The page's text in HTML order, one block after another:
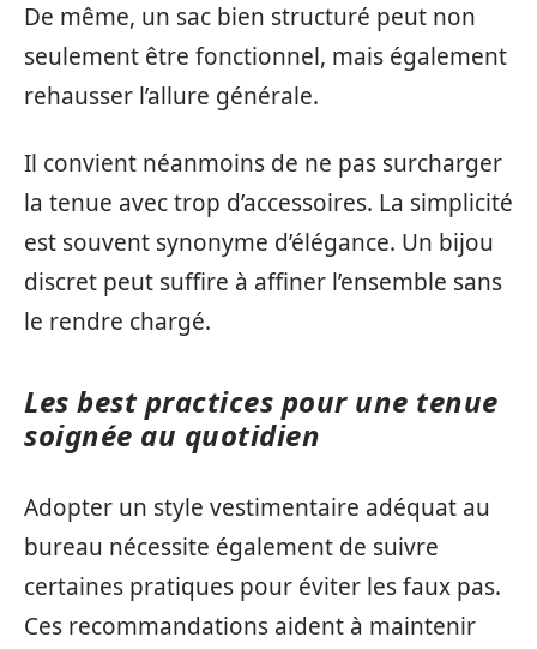
De même, un sac bien structuré peut non
seulement être fonctionnel, mais également
rehausser l’allure générale.
Il convient néanmoins de ne pas surcharger
la tenue avec trop d’accessoires. La simplicité
est souvent synonyme d’élégance. Un bijou
discret peut suffire à affiner l’ensemble sans
le rendre chargé.
Les best practices pour une tenue
soignée au quotidien
Adopter un style vestimentaire adéquat au
bureau nécessite également de suivre
certaines pratiques pour éviter les faux pas.
Ces recommandations aident à maintenir